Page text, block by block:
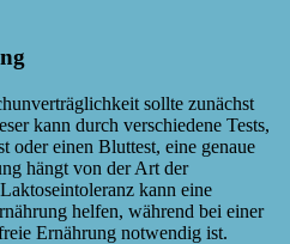
sollte zunächst
kann durch verschiedene Tests,
oder einen Bluttest, eine genaue
hängt von der Art der
kann eine
helfen, während bei einer
Ernährung notwendig ist.